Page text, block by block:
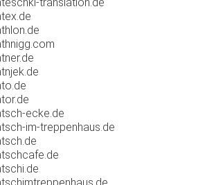
ecke.de
im-treppenhaus.de